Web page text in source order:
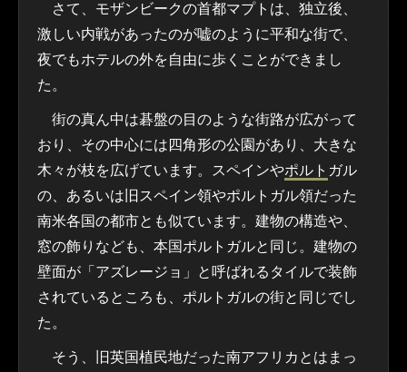
さて、モザンビークの首都マプトは、独立後、
激しい内戦があったのが嘘のように平和な街で、
夜でもホテルの外を自由に歩くことができまし
た。
街の真ん中は碁盤の目のような街路が広がって
おり、その中心には四角形の公園があり、大きな
木々が枝を広げています。スペインやポルト ガル
の、あるいは旧スペイン領やポルトガル領だった
南米各国の都市とも似ています。建物の構造や、
窓の飾りなども、本国ポルトガルと同じ。建物の
壁面が「アズレージョ」と呼ばれるタイルで装飾
されているところも、ポルトガルの街と同じでし
た。
そう、旧英国植民地だった南アフリカとはまっ